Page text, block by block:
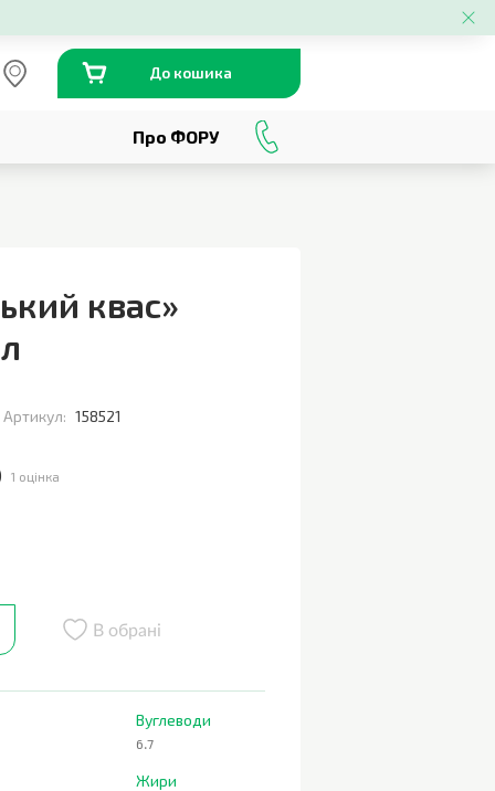
До кошика
Про ФОРУ
квас»
Артикул: 158521
1 оцінка
В обрані
Вуглеводи
6.7
Жири